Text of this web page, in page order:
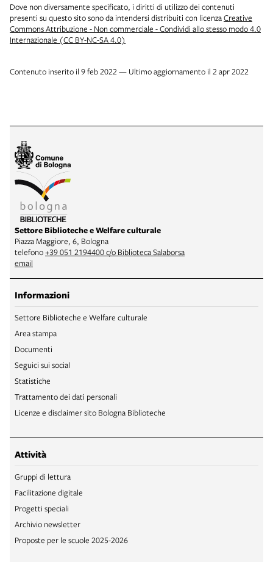
Dove non diversamente specificato, i diritti di utilizzo dei contenuti
presenti su questo sito sono da intendersi distribuiti con licenzaCreative
Commons Attribuzione - Non commerciale - Condividi allo stesso modo 4.0
Internazionale (CC BY-NC-SA 4.0)
Contenuto inserito il 9 feb 2022 — Ultimo aggiornamento il 2 apr 2022
Settore Biblioteche e Welfare culturale
Piazza Maggiore, 6, Bologna
telefono+39 051 2194400 c/o Biblioteca Salaborsa
email
Informazioni
Settore Biblioteche e Welfare culturale
Area stampa
Documenti
Seguici sui social
Statistiche
Trattamento dei dati personali
Licenze e disclaimer sito Bologna Biblioteche
Attività
Gruppi di lettura
Facilitazione digitale
Progetti speciali
Archivio newsletter
Proposte per le scuole 2025-2026